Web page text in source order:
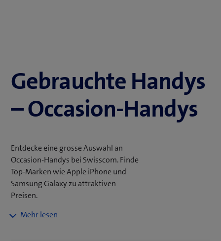
Gebrauchte Handys
– Occasion-Handys
Entdecke eine grosse Auswahl an
Occasion-Handys bei Swisscom. Finde
Top-Marken wie Apple iPhone und
Samsung Galaxy zu attraktiven
Preisen.
Alle "refreshed" Smartphones sind in